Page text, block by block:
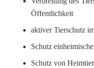
Öffentlichkeit
aktiver Tierschutz
Schutz
Schutz von